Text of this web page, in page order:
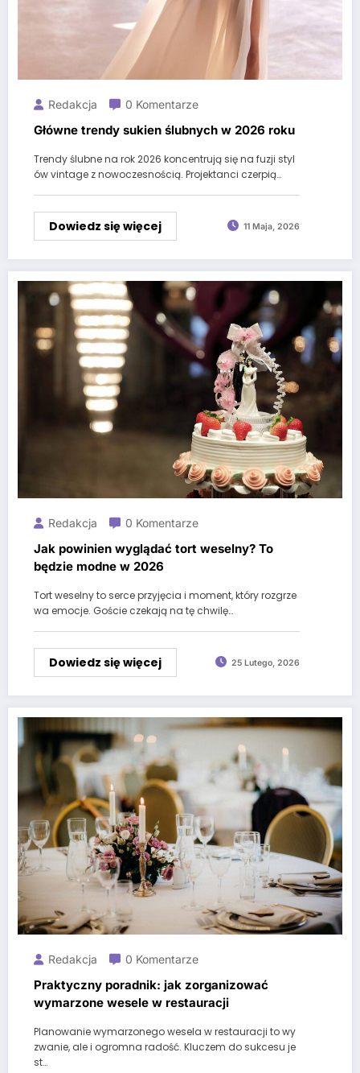
Redakcja 0 Komentarze
Główne trendy sukien ślubnych w 2026 roku
Trendy ślubne na rok 2026 koncentrują się na fuzji styl
ów vintage z nowoczesnością. Projektanci czerpią…
Dowiedz się więcej 11 Maja, 2026
Redakcja 0 Komentarze
Jak powinien wyglądać tort weselny? To
będzie modne w 2026
Tort weselny to serce przyjęcia i moment, który rozgrze
wa emocje. Goście czekają na tę chwilę…
Dowiedz się więcej 25 Lutego, 2026
Redakcja 0 Komentarze
Praktyczny poradnik: jak zorganizować
wymarzone wesele w restauracji
Planowanie wymarzonego wesela w restauracji to wy
zwanie, ale i ogromna radość. Kluczem do sukcesu je
st…